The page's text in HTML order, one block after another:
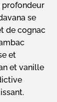
profondeur
se
de cognac
et
et vanille